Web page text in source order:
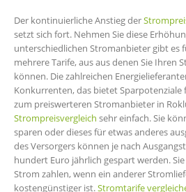
Der kontinuierliche Anstieg der
setzt sich fort. Nehmen Sie diese
unterschiedlichen Stromanbieter gibt es
mehrere Tarife, aus aus denen Sie Ihren
können. Die zahlreichen
Konkurrenten, das bietet Sparpotenziale
zum preiswerteren Stromanbieter in
Strompreisvergleich sehr einfach. Sie
sparen oder dieses für etwas anderes
des Versorgers können je nach
hundert Euro jährlich gespart werden.
Strom zahlen, wenn ein anderer
kostengünstiger ist.Stromtarife